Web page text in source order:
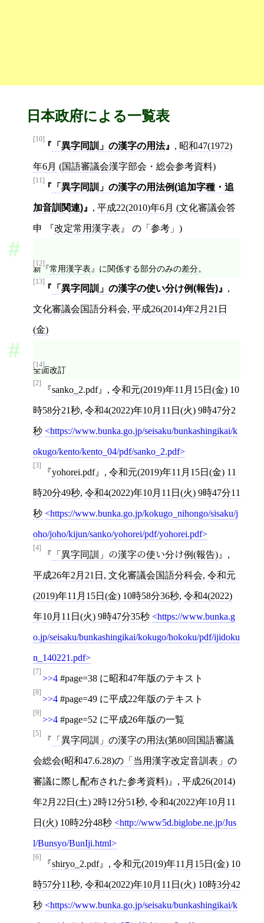
日本政府による一覧表
[10]
「異字同訓」の漢字の用法 , 昭和47(1972)
年6月 (国語審議会漢字部会・総会参考資料)
[11]
「異字同訓」の漢字の用法例(追加字種・追
加音訓関連) , 平成22(2010)年6月 (文化審議会答
申 改定常用漢字表 の「参考」)
[12]
新 常用漢字表 に関係する部分のみの差分。
[13]
「異字同訓」の漢字の使い分け例(報告) ,
文化審議会国語分科会, 平成26(2014)年2月21日
(金)
[14]
全面改訂
[2]
sanko_2.pdf , 令和元(2019)年11月15日(金) 10
時58分21秒, 令和4(2022)年10月11日(火) 9時47分2
秒 https://www.bunka.go.jp/seisaku/bunkashingikai/k
okugo/kento/kento_04/pdf/sanko_2.pdf
[3]
yohorei.pdf , 令和元(2019)年11月15日(金) 11
時20分49秒, 令和4(2022)年10月11日(火) 9時47分11
秒 https://www.bunka.go.jp/kokugo_nihongo/sisaku/j
oho/joho/kijun/sanko/yohorei/pdf/yohorei.pdf
[4]
「異字同訓」の漢字の使い分け例(報告) ,
平成26年2月21日 , 文化審議会国語分科会, 令和元
(2019)年11月15日(金) 10時58分36秒, 令和4(2022)
年10月11日(火) 9時47分35秒 https://www.bunka.g
o.jp/seisaku/bunkashingikai/kokugo/hokoku/pdf/ijidoku
n_140221.pdf
[7]
>>4 #page=38 に昭和47年版のテキスト
[8]
>>4 #page=49 に平成22年版のテキスト
[9]
>>4 #page=52 に平成26年版の一覧
[5]
「異字同訓」の漢字の用法(第80回国語審議
会総会(昭和47.6.28)の「当用漢字改定音訓表」の
審議に際し配布された参考資料) , 平成26(2014)
年2月22日(土) 2時12分51秒, 令和4(2022)年10月11
日(火) 10時2分48秒 http://www5d.biglobe.ne.jp/Jus
l/Bunsyo/BunIji.html
[6]
shiryo_2.pdf , 令和元(2019)年11月15日(金) 10
時57分11秒, 令和4(2022)年10月11日(火) 10時3分42
秒 https://www.bunka.go.jp/seisaku/bunkashingikai/k